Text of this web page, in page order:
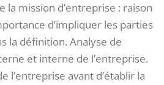
la mission d’entreprise : raison
d’impliquer les parties
la définition. Analyse de
et interne de l’entreprise.
l’entreprise avant d’établir la